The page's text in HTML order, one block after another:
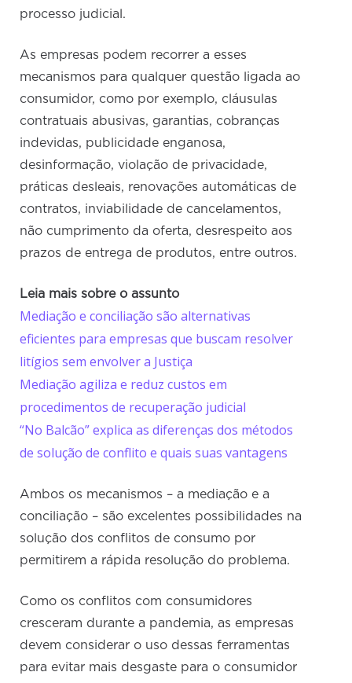
processo judicial.
As empresas podem recorrer a esses
mecanismos para qualquer questão ligada ao
consumidor, como por exemplo, cláusulas
contratuais abusivas, garantias, cobranças
indevidas, publicidade enganosa,
desinformação, violação de privacidade,
práticas desleais, renovações automáticas de
contratos, inviabilidade de cancelamentos,
não cumprimento da oferta, desrespeito aos
prazos de entrega de produtos, entre outros.
Leia mais sobre o assunto
Mediação e conciliação são alternativas
eficientes para empresas que buscam resolver
litígios sem envolver a Justiça
Mediação agiliza e reduz custos em
procedimentos de recuperação judicial
“No Balcão” explica as diferenças dos métodos
de solução de conflito e quais suas vantagens
Ambos os mecanismos – a mediação e a
conciliação – são excelentes possibilidades na
solução dos conflitos de consumo por
permitirem a rápida resolução do problema.
Como os conflitos com consumidores
cresceram durante a pandemia, as empresas
devem considerar o uso dessas ferramentas
para evitar mais desgaste para o consumidor